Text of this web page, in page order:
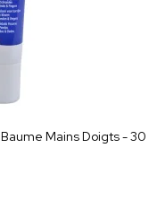
Mains Doigts - 30